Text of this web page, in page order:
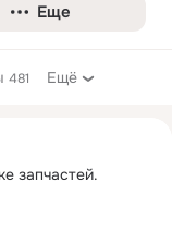
Еще
481 Ещё
запчастей.